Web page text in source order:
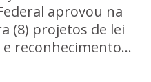
aprovou na
(8) projetos de lei
reconhecimento...